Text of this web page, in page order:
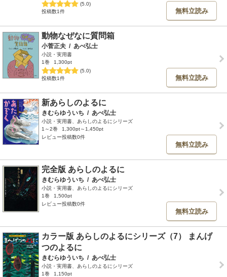
(5.0)
投稿数1件
無料立読み
動物なぜなに質問箱
小菅正夫 / あべ弘士
小説・実用書
1巻
1,300pt
(5.0)
投稿数1件
無料立読み
新あらしのよるに
きむらゆういち / あべ弘士
小説・実用書、あらしのよるにシリーズ
1～2巻
1,300pt～1,450pt
レビュー投稿数0件
無料立読み
完全版 あらしのよるに
きむらゆういち / あべ弘士
小説・実用書、あらしのよるにシリーズ
1巻
1,500pt
レビュー投稿数0件
無料立読み
カラー版 あらしのよるにシリーズ（7） まんげ
つのよるに
きむらゆういち / あべ弘士
小説・実用書、あらしのよるにシリーズ
1巻
1,150pt